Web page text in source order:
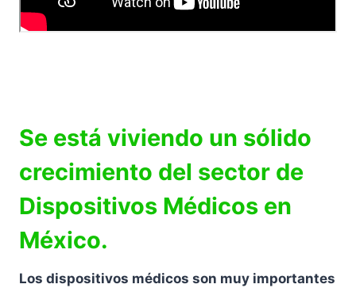
Se está viviendo un sólido
crecimiento del sector de
Dispositivos Médicos en
México.
Los dispositivos médicos son muy importantes